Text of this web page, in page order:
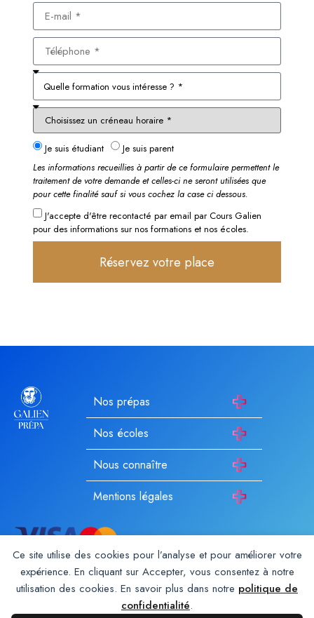
Ce site utilise des cookies pour l’analyse et pour améliorer votre
expérience. En cliquant sur Accepter, vous consentez à notre
utilisation des cookies. En savoir plus dans notre politique de
confidentialité.
Je suis étudiant
Je suis parent
Les informations recueillies à partir de ce formulaire permettent le
traitement de votre demande et celles-ci ne seront utilisées que
pour cette finalité sauf si vous cochez la case ci dessous.
J'accepte d'être recontacté par email par Cours Galien
pour des informations sur nos formations et nos écoles.
Réservez votre place
Nos prépas
Nos écoles
Nous connaître
Mentions légales
Galien Prépa est un établissement d’enseignement privé hors
contrat enregistré auprès du rectorat depuis 1987. Membre du